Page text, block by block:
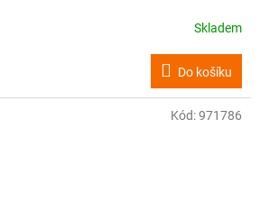
Skladem
Do košíku
Kód:971786